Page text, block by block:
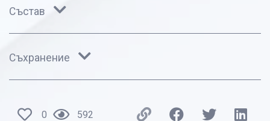
Състав
Съхранение
0 592